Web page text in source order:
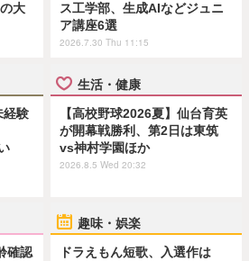
大
ス工学部、生成AIなどジュニ
ア講座6選
2026.7.30 Thu 11:15
経験
生活・健康
【高校野球2026夏】仙台育英
が開幕戦勝利、第2日は東筑
vs神村学園ほか
2026.8.5 Wed 20:32
確認
趣味・娯楽
ドラえもん短歌、入選作は